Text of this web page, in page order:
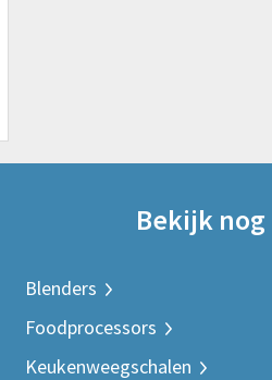
Bekijk
Blenders
Foodprocessors
Keukenweegschalen